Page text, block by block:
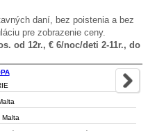
daní, bez poistenia a bez
pre zobrazenie ceny.
od 12r., € 6/noc/deti 2-11r., do
Malta